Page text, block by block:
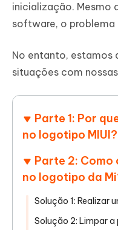
inicialização. Mesmo
software, o
No entanto, estamos
situações com
Parte 1: Por
no logotipo MIUI?
Parte 2:
no logotipo da
Solução 1: Realizar
Solução 2: Limpar